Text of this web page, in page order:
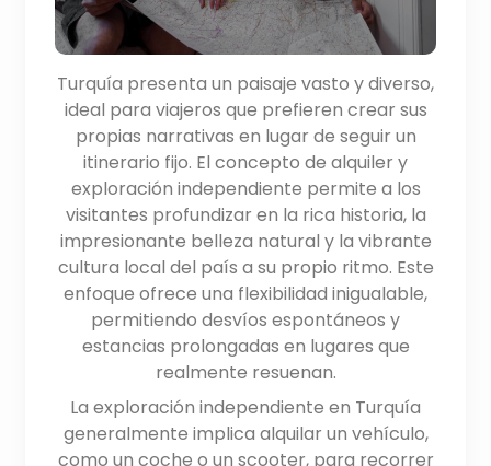
Turquía presenta un paisaje vasto y diverso,
ideal para viajeros que prefieren crear sus
propias narrativas en lugar de seguir un
itinerario fijo. El concepto de alquiler y
exploración independiente permite a los
visitantes profundizar en la rica historia, la
impresionante belleza natural y la vibrante
cultura local del país a su propio ritmo. Este
enfoque ofrece una flexibilidad inigualable,
permitiendo desvíos espontáneos y
estancias prolongadas en lugares que
realmente resuenan.
La exploración independiente en Turquía
generalmente implica alquilar un vehículo,
como un coche o un scooter, para recorrer